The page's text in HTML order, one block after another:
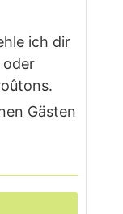
ich dir
oder
Gästen